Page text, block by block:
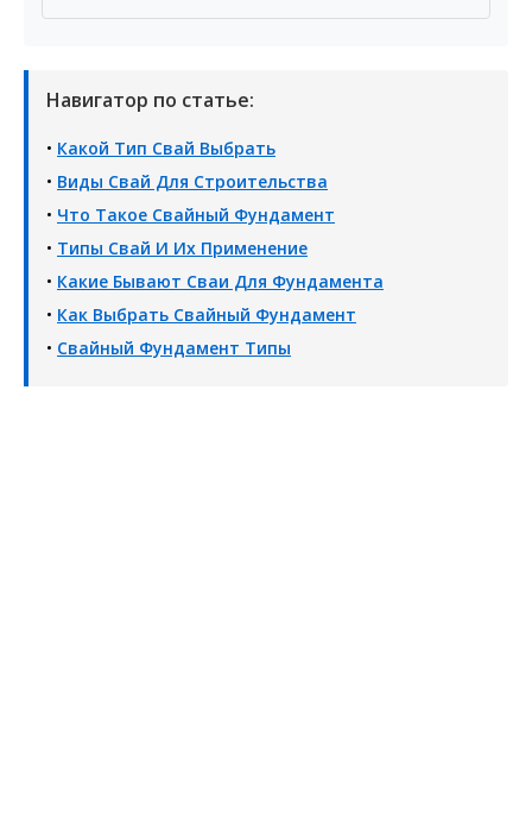
Навигатор по статье:
• Какой Тип Свай Выбрать
• Виды Свай Для Строительства
• Что Такое Свайный Фундамент
• Типы Свай И Их Применение
• Какие Бывают Сваи Для Фундамента
• Как Выбрать Свайный Фундамент
• Свайный Фундамент Типы